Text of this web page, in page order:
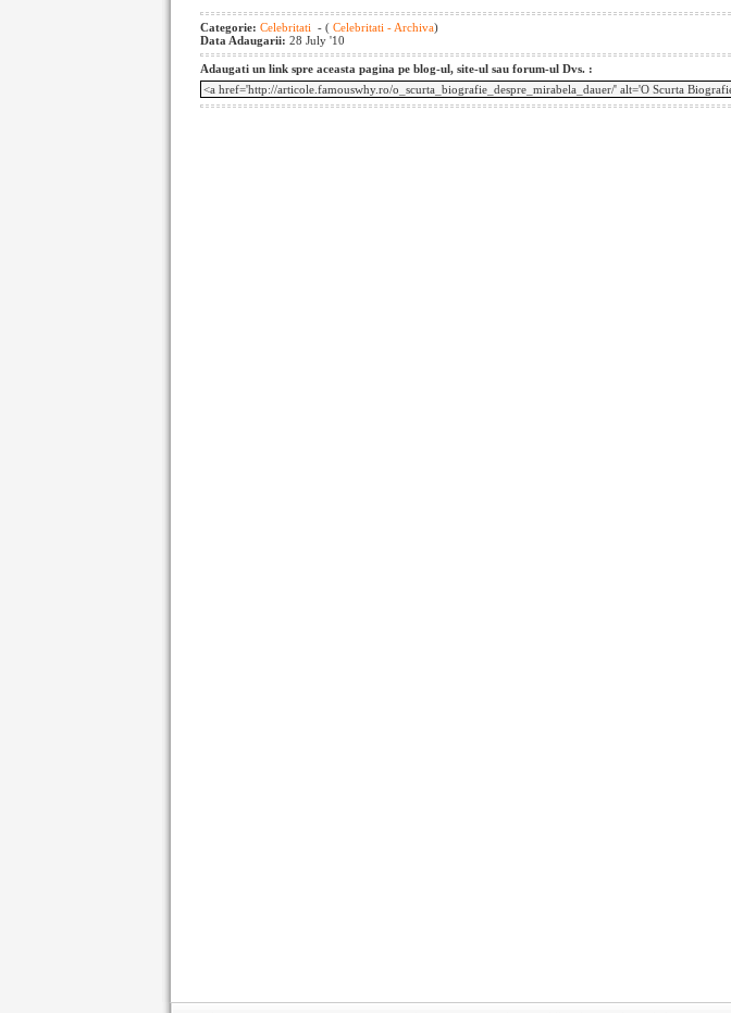
Categorie: Celebritati - ( Celebritati - Archiva)
Data Adaugarii: 28 July '10
Adaugati un link spre aceasta pagina pe blog-ul, site-ul sau forum-ul Dvs. :